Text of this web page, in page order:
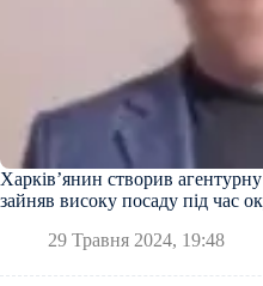
Харків’янин створив
зайняв високу посаду під час
29 Травня 2024, 19:48